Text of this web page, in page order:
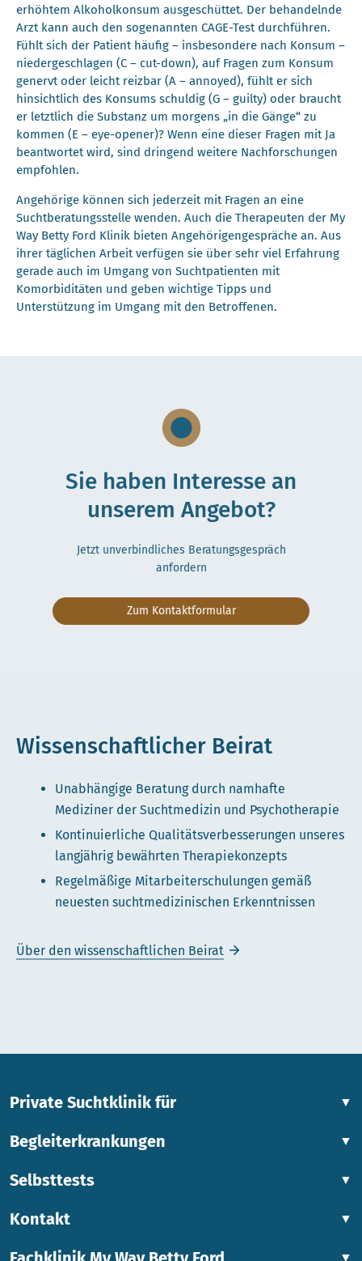
erhöhtem Alkoholkonsum ausgeschüttet. Der behandelnde
Arzt kann auch den sogenannten CAGE-Test durchführen.
Fühlt sich der Patient häufig – insbesondere nach Konsum –
niedergeschlagen (C – cut-down), auf Fragen zum Konsum
genervt oder leicht reizbar (A – annoyed), fühlt er sich
hinsichtlich des Konsums schuldig (G – guilty) oder braucht
er letztlich die Substanz um morgens „in die Gänge“ zu
kommen (E – eye-opener)? Wenn eine dieser Fragen mit Ja
beantwortet wird, sind dringend weitere Nachforschungen
empfohlen.
Angehörige können sich jederzeit mit Fragen an eine
Suchtberatungsstelle wenden. Auch die Therapeuten der My
Way Betty Ford Klinik bieten Angehörigengespräche an. Aus
ihrer täglichen Arbeit verfügen sie über sehr viel Erfahrung
gerade auch im Umgang von Suchtpatienten mit
Komorbiditäten und geben wichtige Tipps und
Unterstützung im Umgang mit den Betroffenen.
Sie haben Interesse an
unserem Angebot?
Jetzt unverbindliches Beratungsgespräch
anfordern
Zum Kontaktformular
Wissenschaftlicher Beirat
Unabhängige Beratung durch namhafte
Mediziner der Suchtmedizin und Psychotherapie
Kontinuierliche Qualitätsverbesserungen unseres
langjährig bewährten Therapiekonzepts
Regelmäßige Mitarbeiterschulungen gemäß
neuesten suchtmedizinischen Erkenntnissen
Über den wissenschaftlichen Beirat
Private Suchtklinik für ▼
Begleiterkrankungen ▼
Selbsttests ▼
Kontakt ▼
▼